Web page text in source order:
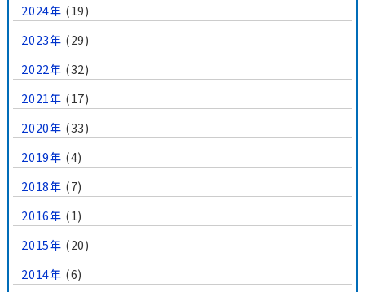
2024年 (19)
2023年 (29)
2022年 (32)
2021年 (17)
2020年 (33)
2019年 (4)
2018年 (7)
2016年 (1)
2015年 (20)
2014年 (6)